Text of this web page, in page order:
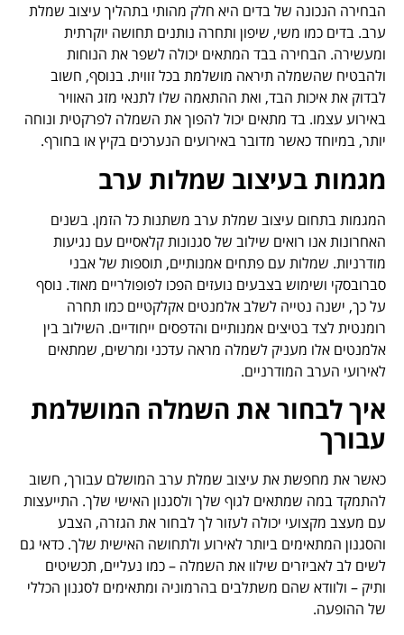
הבחירה הנכונה של בדים היא חלק מהותי בתהליך עיצוב שמלת
ערב. בדים כמו משי, שיפון ותחרה נותנים תחושה יוקרתית
ומעשירה. הבחירה בבד המתאים יכולה לשפר את הנוחות
ולהבטיח שהשמלה תיראה מושלמת בכל זווית. בנוסף, חשוב
לבדוק את איכות הבד, ואת ההתאמה שלו לתנאי מזג האוויר
באירוע עצמו. בד מתאים יכול להפוך את השמלה לפרקטית ונוחה
יותר, במיוחד כאשר מדובר באירועים הנערכים בקיץ או בחורף.
מגמות בעיצוב שמלות ערב
המגמות בתחום עיצוב שמלת ערב משתנות כל הזמן. בשנים
האחרונות אנו רואים שילוב של סגנונות קלאסיים עם נגיעות
מודרניות. שמלות עם פתחים אמנותיים, תוספות של אבני
סברובסקי ושימוש בצבעים נועזים הפכו לפופולריים מאוד. נוסף
על כך, ישנה נטייה לשלב אלמנטים אקלקטיים כמו תחרה
רומנטית לצד בטיצים אמנותיים והדפסים ייחודיים. השילוב בין
אלמנטים אלו מעניק לשמלה מראה עדכני ומרשים, שמתאים
לאירועי הערב המודרניים.
איך לבחור את השמלה המושלמת
עבורך
כאשר את מחפשת את עיצוב שמלת ערב המושלם עבורך, חשוב
להתמקד במה שמתאים לגוף שלך ולסגנון האישי שלך. התייעצות
עם מעצב מקצועי יכולה לעזור לך לבחור את הגזרה, הצבע
והסגנון המתאימים ביותר לאירוע ולתחושה האישית שלך. כדאי גם
לשים לב לאביזרים שילוו את השמלה – כמו נעליים, תכשיטים
ותיק – ולוודא שהם משתלבים בהרמוניה ומתאימים לסגנון הכללי
של ההופעה.